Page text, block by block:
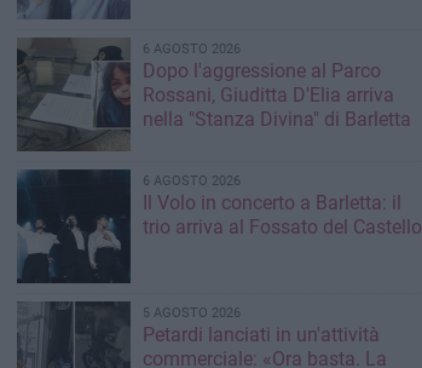
6 AGOSTO 2026
Dopo l'aggressione al Parco
Rossani, Giuditta D'Elia arriva
nella "Stanza Divina" di Barletta
6 AGOSTO 2026
Il Volo in concerto a Barletta: il
trio arriva al Fossato del Castello
5 AGOSTO 2026
Petardi lanciati in un'attività
commerciale: «Ora basta. La